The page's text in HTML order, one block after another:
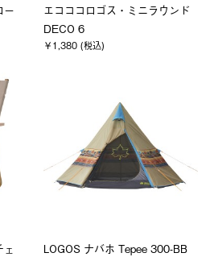
ー
エコココロゴス・ミニラウンド
DECO 6
￥1,380 (税込)
LOGOS ナバホ Tepee 300-BB